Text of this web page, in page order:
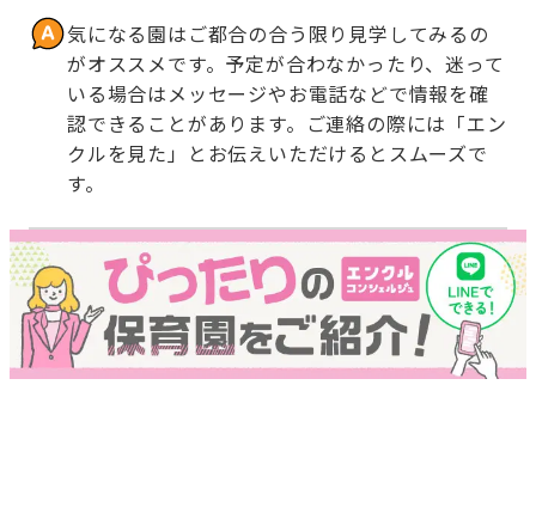
気になる園はご都合の合う限り見学してみるの
がオススメです。予定が合わなかったり、迷って
いる場合はメッセージやお電話などで情報を確
認できることがあります。ご連絡の際には「エン
クルを見た」とお伝えいただけるとスムーズで
す。